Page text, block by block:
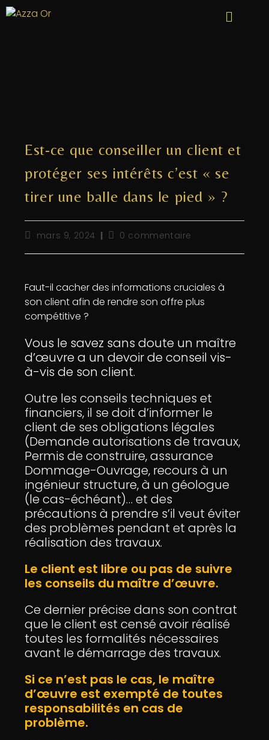
Est-ce que conseiller un client et
protéger ses intérêts c’est « se
tirer une balle dans le pied » ?
mars 9, 2024 0 commentaire
Faut-il cacher des informations cruciales à
son client afin de rendre son offre plus
compétitive ?
Vous le savez sans doute un maître
d’œuvre a un devoir de conseil vis-
à-vis de son client.
Outre les conseils techniques et
financiers, il se doit d’informer le
client de ses obligations légales
(Demande autorisations de travaux,
Permis de construire, assurance
Dommage-Ouvrage, recours à un
ingénieur structure, à un géologue
(le cas-échéant)… et des
précautions à prendre s’il veut éviter
des problèmes pendant et après la
réalisation des travaux.
Le client est libre ou pas de suivre
les conseils du maître d’œuvre.
Ce dernier précise dans son contrat
que le client est censé avoir réalisé
toutes les formalités nécessaires
avant le démarrage des travaux.
Si ce n’est pas le cas, le maître
d’œuvre est exempté de toutes
responsabilités en cas de
problème.